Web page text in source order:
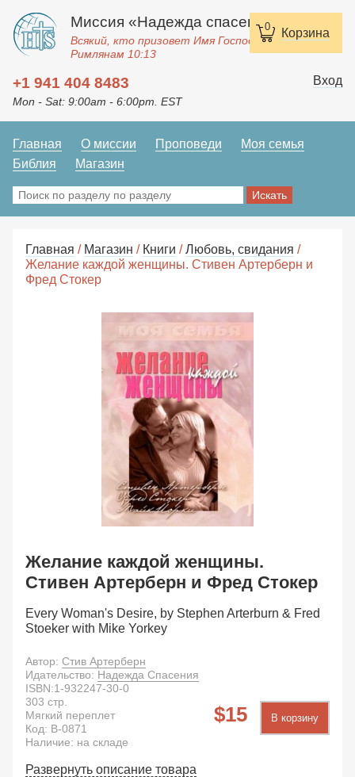
0 Корзина
Миссия «Надежда спасения»
Всякий, кто призовет Имя Господне, спасется.
Римлянам 10:13
+1 941 404 8483
Mon - Sat: 9:00am - 6:00pm. EST
Вход
Главная О миссии Проповеди
Моя семья
Библия
Магазин
Главная / Магазин / Книги /Любовь, свидания /
Желание каждой женщины. Стивен Артерберн и
Фред Стокер
Желание каждой женщины.
Стивен Артерберн и Фред Стокер
Every Woman's Desire, by Stephen Arterburn & Fred
Stoeker with Mike Yorkey
Автор: Стив Артерберн
Идательство: Надежда Спасения
15 В корзину
ISBN:1-932247-30-0
303 стр.
Мягкий переплет
Код: B-0871
Наличие: на складе
Развернуть описание товара